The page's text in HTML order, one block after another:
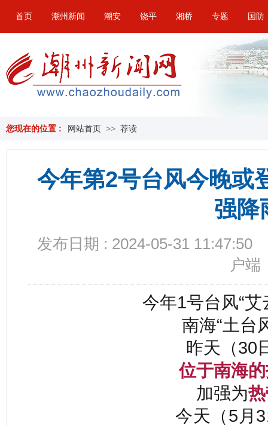
首页 潮州新闻 潮安 饶平 湘桥 专题 国防
您现在的位置 : 网站首页 >> 荐读
今年第2号台风今晚或
强降
发布日期 : 2024-05-31 11:47:50
户端
今年1号台风“
南海“土台
昨天（30
位于南海
加强为
今天（5月